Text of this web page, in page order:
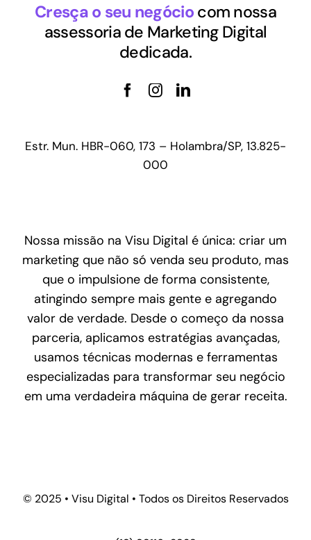
Cresça o seu negóciocom nossa
assessoria de Marketing Digital
dedicada.
Estr. Mun. HBR-060, 173 – Holambra/SP, 13.825-
000
Nossa missão na Visu Digital é única: criar um
marketing que não só venda seu produto, mas
que o impulsione de forma consistente,
atingindo sempre mais gente e agregando
valor de verdade. Desde o começo da nossa
parceria, aplicamos estratégias avançadas,
usamos técnicas modernas e ferramentas
especializadas para transformar seu negócio
em uma verdadeira máquina de gerar receita.
© 2025 • Visu Digital • Todos os Direitos Reservados